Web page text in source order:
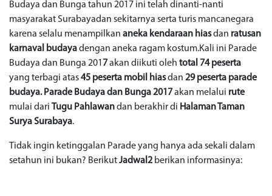
Budaya dan Bunga tahun 2017 ini telah dinanti-nanti
masyarakat Surabayadan sekitarnya serta turis mancanegara
karena selalu menampilkan aneka kendaraan hiasdan ratusan
karnaval budayadengan aneka ragam kostum.Kali ini Parade
Budaya dan Bunga 201 7akan diikuti oleh total 74 peserta
yang terbagi atas45 peserta mobil hiasdan 29 peserta parade
budaya. Parade Budaya dan Bunga 2017akan melalui rute
mulai dari Tugu Pahlawandan berakhir di Halaman Taman
Surya Surabaya.
Tidak ingin ketinggalan Parade yang hanya ada sekali dalam
setahun ini bukan? BerikutJadwal2 berikan informasinya: